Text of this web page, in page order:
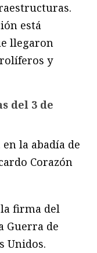
está
llegaron
y
del 3 de
en la abadía de
Corazón
la firma del
Guerra de
Unidos.